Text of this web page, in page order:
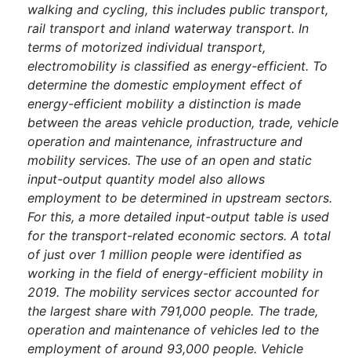
walking and cycling, this includes public transport,
rail transport and inland waterway transport. In
terms of motorized individual transport,
electromobility is classified as energy-efficient. To
determine the domestic employment effect of
energy-efficient mobility a distinction is made
between the areas vehicle production, trade, vehicle
operation and maintenance, infrastructure and
mobility services. The use of an open and static
input-output quantity model also allows
employment to be determined in upstream sectors.
For this, a more detailed input-output table is used
for the transport-related economic sectors. A total
of just over 1 million people were identified as
working in the field of energy-efficient mobility in
2019. The mobility services sector accounted for
the largest share with 791,000 people. The trade,
operation and maintenance of vehicles led to the
employment of around 93,000 people. Vehicle